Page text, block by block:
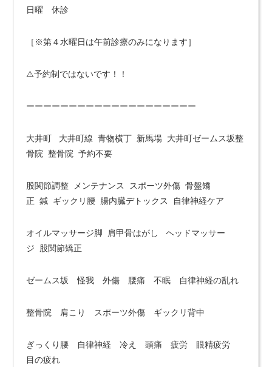
日曜 休診
［※第４水曜日は午前診療のみになります］
⚠️予約制ではないです！！
ーーーーーーーーーーーーーーーーーーーー
大井町 大井町線 青物横丁 新馬場 大井町ゼームス坂整
骨院 整骨院 予約不要
股関節調整 メンテナンス スポーツ外傷 骨盤矯
正 鍼 ギックリ腰 腸内臓デトックス 自律神経ケア
オイルマッサージ脚 肩甲骨はがし ヘッドマッサー
ジ 股関節矯正
ゼームス坂 怪我 外傷 腰痛 不眠 自律神経の乱れ
整骨院 肩こり スポーツ外傷 ギックリ背中
ぎっくり腰 自律神経 冷え 頭痛 疲労 眼精疲労
目の疲れ